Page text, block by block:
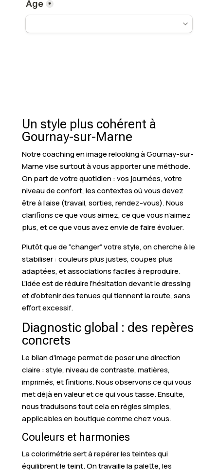
Un style plus cohérent à
Gournay-sur-Marne
Notre coaching en image relooking à Gournay-sur-
Marne vise surtout à vous apporter une méthode.
On part de votre quotidien : vos journées, votre
niveau de confort, les contextes où vous devez
être à l’aise (travail, sorties, rendez-vous). Nous
clarifions ce que vous aimez, ce que vous n’aimez
plus, et ce que vous avez envie de faire évoluer.
Plutôt que de “changer” votre style, on cherche à le
stabiliser : couleurs plus justes, coupes plus
adaptées, et associations faciles à reproduire.
L’idée est de réduire l’hésitation devant le dressing
et d’obtenir des tenues qui tiennent la route, sans
effort excessif.
Diagnostic global : des repères
concrets
Le bilan d’image permet de poser une direction
claire : style, niveau de contraste, matières,
imprimés, et finitions. Nous observons ce qui vous
met déjà en valeur et ce qui vous tasse. Ensuite,
nous traduisons tout cela en règles simples,
applicables en boutique comme chez vous.
Couleurs et harmonies
La colorimétrie sert à repérer les teintes qui
équilibrent le teint. On travaille la palette, les